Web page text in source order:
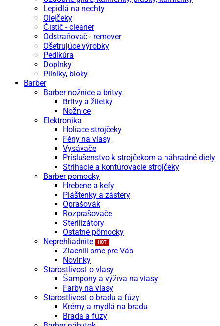
Lepidlá na nechty
Olejčeky
Čistič - cleaner
Odstraňovač - remover
Ošetrujúce výrobky
Pedikúra
Doplnky
Pilníky, bloky
Barber
Barber nožnice a britvy
Britvy a žiletky
Nožnice
Elektronika
Holiace strojčeky
Fény na vlasy
Vysávače
Príslušenstvo k strojčekom a náhradné diely
Strihacie a kontúrovacie strojčeky
Barber pomocky
Hrebene a kefy
Pláštenky a zástery
Oprašovák
Rozprašovače
Sterilizátory
Ostatné pômocky
Neprehliadnite
Zlacnili sme pre Vás
Novinky
Starostlivosť o vlasy
Šampóny a výživa na vlasy
Farby na vlasy
Starostlivosť o bradu a fúzy
Krémy a mydlá na bradu
Brada a fúzy